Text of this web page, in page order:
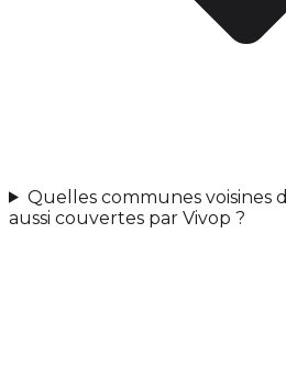
Quelles communes voisines
aussi couvertes par Vivop ?